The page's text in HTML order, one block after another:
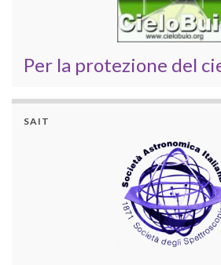
Per la protezione del
SAIT